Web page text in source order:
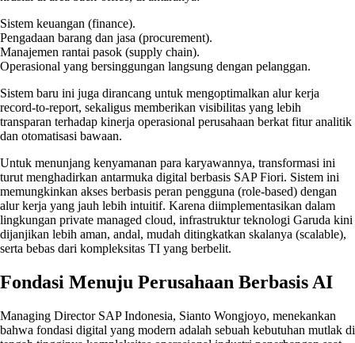
Sistem keuangan (finance).
Pengadaan barang dan jasa (procurement).
Manajemen rantai pasok (supply chain).
Operasional yang bersinggungan langsung dengan pelanggan.
Sistem baru ini juga dirancang untuk mengoptimalkan alur kerja
record-to-report, sekaligus memberikan visibilitas yang lebih
transparan terhadap kinerja operasional perusahaan berkat fitur analitik
dan otomatisasi bawaan.
Untuk menunjang kenyamanan para karyawannya, transformasi ini
turut menghadirkan antarmuka digital berbasis SAP Fiori. Sistem ini
memungkinkan akses berbasis peran pengguna (role-based) dengan
alur kerja yang jauh lebih intuitif. Karena diimplementasikan dalam
lingkungan private managed cloud, infrastruktur teknologi Garuda kini
dijanjikan lebih aman, andal, mudah ditingkatkan skalanya (scalable),
serta bebas dari kompleksitas TI yang berbelit.
Fondasi Menuju Perusahaan Berbasis AI
Managing Director SAP Indonesia, Sianto Wongjoyo, menekankan
bahwa fondasi digital yang modern adalah sebuah kebutuhan mutlak di